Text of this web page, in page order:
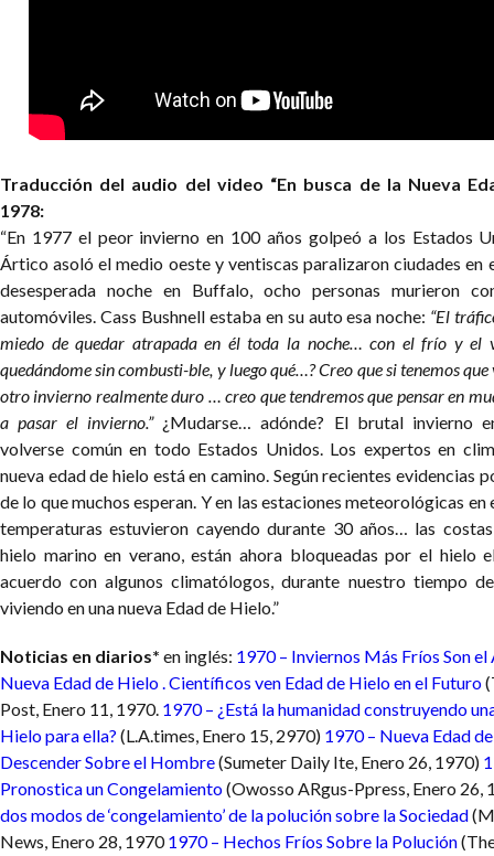
Traducción del audio del video “En busca de la Nueva
1978:
“En 1977 el peor invierno en 100 años golpeó a los Estados
Ártico asoló el medio oeste y ventiscas paralizaron ciudades en
desesperada noche en Buffalo, ocho personas murieron
automóviles. Cass Bushnell estaba en su auto esa noche: “El
miedo de quedar atrapada en él toda la noche… con el frío y el
quedándome sin combusti-ble, y luego qué…? Creo que si tenemos
otro invierno realmente duro … creo que tendremos que pensar en
a pasar el invierno.”¿Mudarse… adónde? El brutal invierno
volverse común en todo Estados Unidos. Los expertos en
nueva edad de hielo está en camino. Según recientes evidencias
de lo que muchos esperan. Y en las estaciones meteorológicas en
temperaturas estuvieron cayendo durante 30 años… las
hielo marino en verano, están ahora bloqueadas por el hielo
acuerdo con algunos climatólogos, durante nuestro tiempo
viviendo en una nueva Edad de Hielo.”
Noticias en diarios* en inglés: 1970 – Inviernos Más Fríos Son el
Nueva Edad de Hielo . Científicos ven Edad de Hielo en el Futuro
Post, Enero 11, 1970. 1970 – ¿Está la humanidad construyendo
Hielo para ella? (L.A.times, Enero 15, 2970) 1970 – Nueva Edad
Descender Sobre el Hombre(Sumeter Daily Ite, Enero 26, 1970)
Pronostica un Congelamiento(Owosso ARgus-Ppress, Enero 26,
dos modos de ‘congelamiento’ de la polución sobre la Sociedad
News, Enero 28, 1970 1970 – Hechos Fríos Sobre la Polución